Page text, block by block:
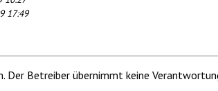
17:49
Betreiber übernimmt keine